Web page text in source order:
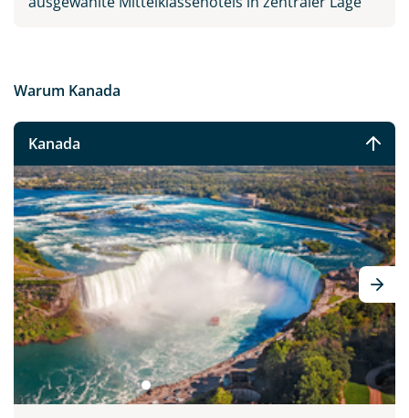
Warum Kanada
Kanada